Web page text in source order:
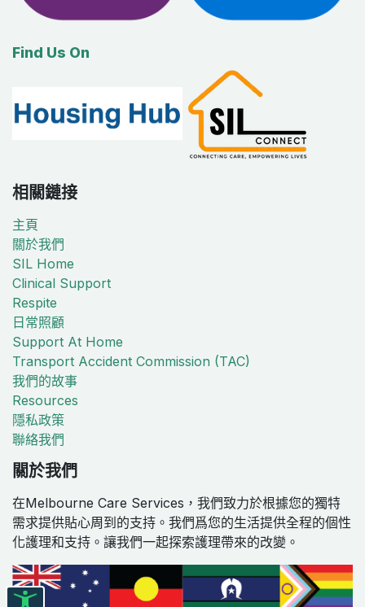
Find Us On
相關鏈接
主頁
關於我們
SIL Home
Clinical Support
Respite
日常照顧
Support At Home
Transport Accident Commission (TAC)
我們的故事
Resources
隱私政策
聯絡我們
關於我們
在Melbourne Care Services，我們致力於根據您的獨特
需求提供貼心周到的支持。我們爲您的生活提供全程的個性
化護理和支持。讓我們一起探索護理帶來的改變。